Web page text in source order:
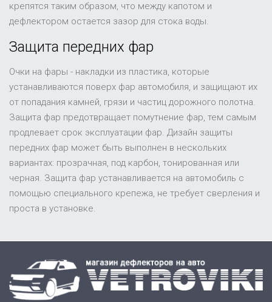
крепятся таким образом, что между капотом и
дефлектором остается зазор для стока воды.
Защита передних фар
Очки на фары - накладки из пластика, которые
устанавливаются поверх фар автомобиля, и защищают их
от попадания камней, грязи и частиц дорожного полотна.
Защита фар предотвращает помутнение фар, тем самым
продлевает срок эксплуатации фар. Дизайн защиты
передних фар может быть выполнен в нескольких
вариантах: прозрачная, под карбон, тонированная или
черная. Защита фар устанавливается на автомобиль с
помощью специального крепежа, не требует сверления и
проста в установке.